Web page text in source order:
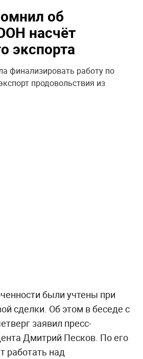
об
насчёт
экспорта
финализировать работу по
продовольствия из
были учтены при
сделки. Об этом в беседе с
заявил пресс-
Дмитрий Песков. По его
работать над